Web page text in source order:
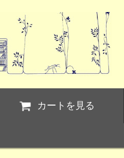
カートを見る